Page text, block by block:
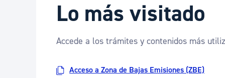
Lo más visitado
Accede a los trámites y contenidos más
Acceso a Zona de Bajas Emisiones (ZBE)